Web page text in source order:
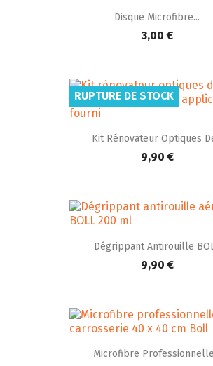
Disque Microfibre...
3,00 €
Kit Rénovateur Optiques
9,90 €
RUPTURE DE STOCK
Dégrippant Antirouille
9,90 €
Microfibre